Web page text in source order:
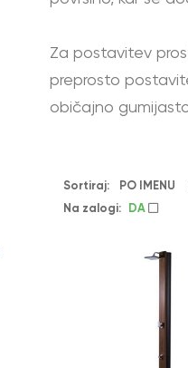
Za postavitev
preprosto
običajno
Sortiraj: PO IMENU
Na zalogi:
DA